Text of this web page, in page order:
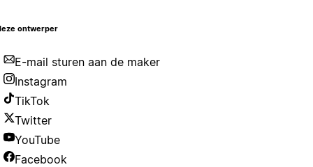
ontwerper
E-mail sturen aan de maker
Instagram
TikTok
Twitter
YouTube
Facebook